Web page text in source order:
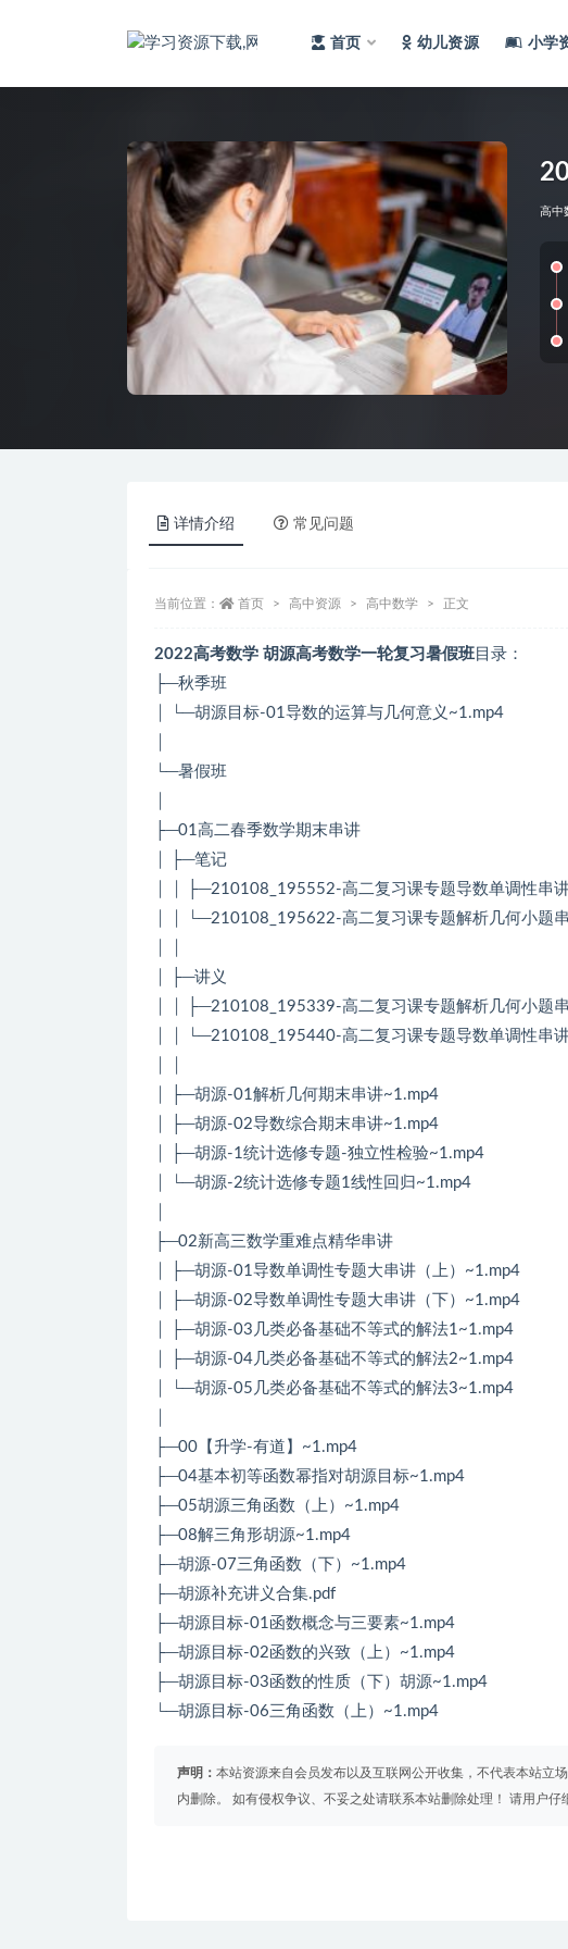
首页 幼儿资源 小学
高中
详情介绍 常见问题
当前位置： 首页 高中资源 高中数学 正文
2022高考数学 胡源高考数学一轮复习暑假班 目录：
├─秋季班
│ └─胡源目标-01导数的运算与几何意义~1.mp4
└─暑假班
├─01高二春季数学期末串讲
│ ├─笔记
│ │ ├─210108_195552-高二复习课专题导数单调性串
│ │ └─210108_195622-高二复习课专题解析几何小题
│ ├─讲义
│ │ ├─210108_195339-高二复习课专题解析几何小题
│ │ └─210108_195440-高二复习课专题导数单调性串
│ ├─胡源-01解析几何期末串讲~1.mp4
│ ├─胡源-02导数综合期末串讲~1.mp4
│ ├─胡源-1统计选修专题-独立性检验~1.mp4
│ └─胡源-2统计选修专题1线性回归~1.mp4
├─02新高三数学重难点精华串讲
│ ├─胡源-01导数单调性专题大串讲（上）~1.mp4
│ ├─胡源-02导数单调性专题大串讲（下）~1.mp4
│ ├─胡源-03几类必备基础不等式的解法1~1.mp4
│ ├─胡源-04几类必备基础不等式的解法2~1.mp4
│ └─胡源-05几类必备基础不等式的解法3~1.mp4
├─00【升学-有道】~1.mp4
├─04基本初等函数幂指对胡源目标~1.mp4
├─05胡源三角函数（上）~1.mp4
├─08解三角形胡源~1.mp4
├─胡源-07三角函数（下）~1.mp4
├─胡源补充讲义合集.pdf
├─胡源目标-01函数概念与三要素~1.mp4
├─胡源目标-02函数的兴致（上）~1.mp4
├─胡源目标-03函数的性质（下）胡源~1.mp4
└─胡源目标-06三角函数（上）~1.mp4
声明： 本站资源来自会员发布以及互联网公开收集，不代表本站立
内删除。 如有侵权争议、不妥之处请联系本站删除处理！ 请用户仔